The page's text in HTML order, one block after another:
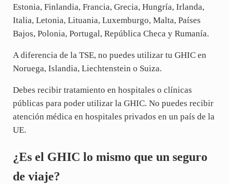
Estonia, Finlandia, Francia, Grecia, Hungría, Irlanda,
Italia, Letonia, Lituania, Luxemburgo, Malta, Países
Bajos, Polonia, Portugal, República Checa y Rumanía.
A diferencia de la TSE, no puedes utilizar tu GHIC en
Noruega, Islandia, Liechtenstein o Suiza.
Debes recibir tratamiento en hospitales o clínicas
públicas para poder utilizar la GHIC. No puedes recibir
atención médica en hospitales privados en un país de la
UE.
¿Es el GHIC lo mismo que un seguro
de viaje?